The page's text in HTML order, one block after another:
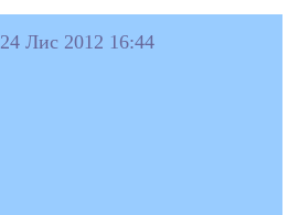
24 Лис 2012 16:44